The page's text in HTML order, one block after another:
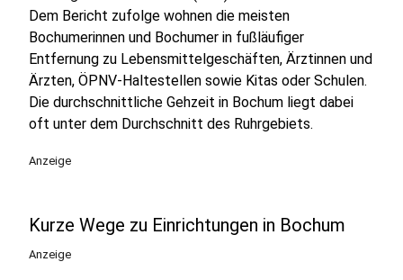
Dem Bericht zufolge wohnen die meisten
Bochumerinnen und Bochumer in fußläufiger
Entfernung zu Lebensmittelgeschäften, Ärztinnen und
Ärzten, ÖPNV-Haltestellen sowie Kitas oder Schulen.
Die durchschnittliche Gehzeit in Bochum liegt dabei
oft unter dem Durchschnitt des Ruhrgebiets.
Anzeige
Kurze Wege zu Einrichtungen in Bochum
Anzeige